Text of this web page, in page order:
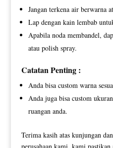
Jangan terkena air berwarna
Lap dengan kain lembab
Apabila noda membandel,
atau polish spray.
Catatan Penting :
Anda bisa custom warna
Anda juga bisa custom
ruangan anda.
Terima kasih atas kunjungan
perusahaan kami, kami